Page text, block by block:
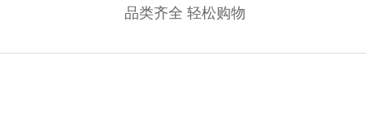
品类齐全 轻松购物